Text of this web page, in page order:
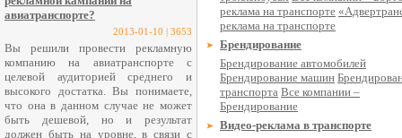
авиатранспорте?
2013-01-10 | 3653
Вы решили провести рекламную
компанию на авиатранспорте с
целевой аудиторией среднего и
высокого достатка. Вы понимаете,
что она в данном случае не может
быть дешевой, но и результат
должен быть на уровне, в связи с
реклама на транспорте
реклама на транспорте
Брендирование
Брендирование автомобилей
Брендирование машин
транспорта Все компании –
Брендирование
Видео-реклама в транспорте